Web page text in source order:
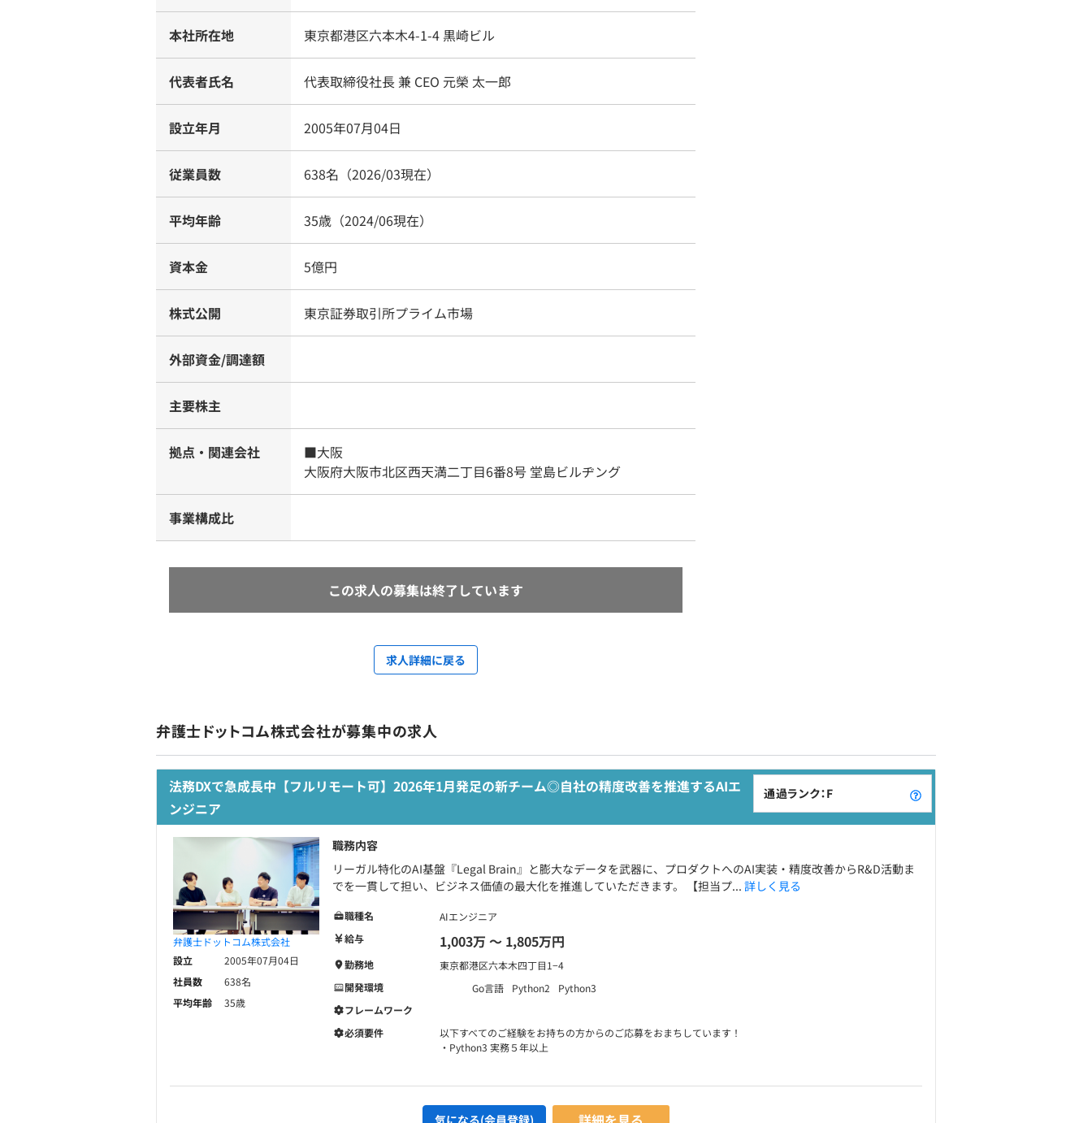
本社所在地 東京都港区六本木4-1-4 黒崎ビル
代表者氏名 代表取締役社長 兼 CEO 元榮 太一郎
設立年月 2005年07月04日
従業員数 638名（2026/03現在）
平均年齢 35歳（2024/06現在）
資本金 5億円
株式公開 東京証券取引所プライム市場
外部資金/調達額
主要株主
拠点・関連会社
■大阪
大阪府大阪市北区西天満二丁目6番8号 堂島ビルヂング
事業構成比
この求人の募集は終了しています
求人詳細に戻る
弁護士ドットコム株式会社が募集中の求人
法務DXで急成長中【フルリモート可】2026年1月発足の新チーム◎自社の精度改善を推進するAIエ
ンジニア
通過ランク：F
弁護士ドットコム株式会社
設立
2005年07月04日
社員数
638名
平均年齢
35歳
職務内容
リーガル特化のAI基盤『Legal Brain』と膨大なデータを武器に、プロダクトへのAI実装・精度改善からR&D活動ま
でを一貫して担い、ビジネス価値の最大化を推進していただきます。 【担当プ... 詳しく見る
職種名
AIエンジニア
給与
1,003万 〜 1,805万円
勤務地
東京都港区六本木四丁目1−4
開発環境
Go言語 Python2
Python3
フレームワーク
必須要件
以下すべてのご経験をお持ちの方からのご応募をおまちしています！
・Python3 実務５年以上